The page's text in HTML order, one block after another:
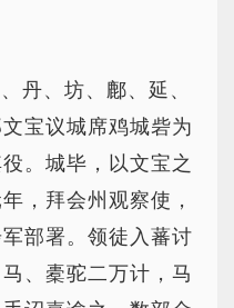
丹、坊、鄜、延、
宝议城席鸡城砦为
。城毕，以文宝之
，拜会州观察使，
部署。领徒入蕃讨
、橐驼二万计，马